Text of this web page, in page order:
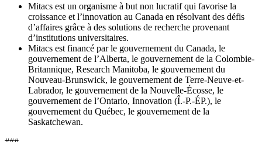
Mitacs est un organisme à but non lucratif qui favorise la
croissance et l’innovation au Canada en résolvant des défis
d’affaires grâce à des solutions de recherche provenant
d’institutions universitaires.
Mitacs est financé par le gouvernement du Canada, le
gouvernement de l’Alberta, le gouvernement de la Colombie-
Britannique, Research Manitoba, le gouvernement du
Nouveau-Brunswick, le gouvernement de Terre-Neuve-et-
Labrador, le gouvernement de la Nouvelle-Écosse, le
gouvernement de l’Ontario, Innovation (Î.-P.-ÉP.), le
gouvernement du Québec, le gouvernement de la
Saskatchewan.